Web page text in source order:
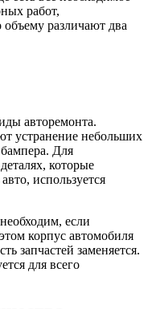
работ,
различают два
авторемонта.
устранение небольших
Для
которые
используется
если
корпус автомобиля
запчастей заменяется.
для всего